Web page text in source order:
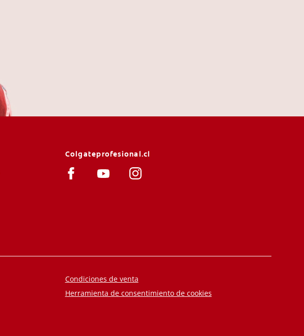
Colgateprofesional.cl
Condiciones de venta
Herramienta de consentimiento de cookies